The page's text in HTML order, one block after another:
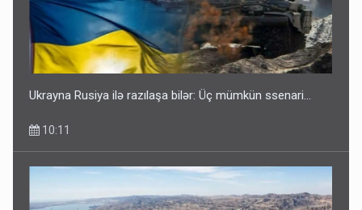
Ukrayna Rusiya ilə razılaşa bilər: Üç mümkün ssenari...
10:11